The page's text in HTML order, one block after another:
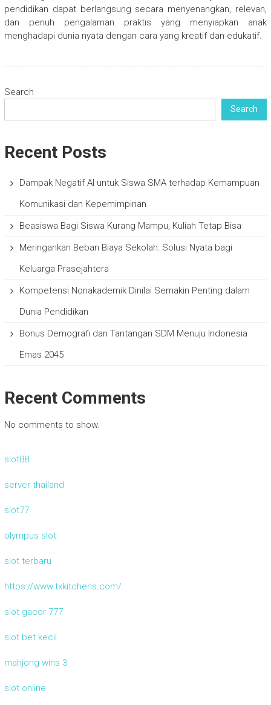
pendidikan dapat berlangsung secara menyenangkan, relevan,
dan penuh pengalaman praktis yang menyiapkan anak
menghadapi dunia nyata dengan cara yang kreatif dan edukatif.
Search
Search
Recent Posts
Dampak Negatif AI untuk Siswa SMA terhadap Kemampuan
Komunikasi dan Kepemimpinan
Beasiswa Bagi Siswa Kurang Mampu, Kuliah Tetap Bisa
Meringankan Beban Biaya Sekolah: Solusi Nyata bagi
Keluarga Prasejahtera
Kompetensi Nonakademik Dinilai Semakin Penting dalam
Dunia Pendidikan
Bonus Demografi dan Tantangan SDM Menuju Indonesia
Emas 2045
Recent Comments
No comments to show.
slot88
server thailand
slot77
olympus slot
slot terbaru
https://www.txkitchens.com/
slot gacor 777
slot bet kecil
mahjong wins 3
slot online